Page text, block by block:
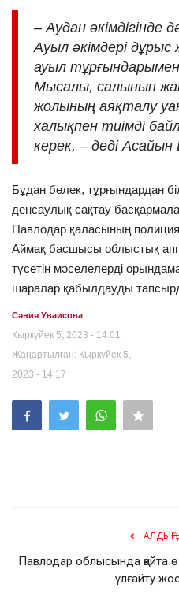
– Аудан әкімдігінде
Ауыл әкімдері дұрыс
ауыл
Мысалы, салынып
жолының аяқталу
халықпен тиімді
керек, – деді Асайын
Бұдан бөлек, тұрғындардан
денсаулық сақтау
Павлодар қаласының
Аймақ басшысы облыстық
түсетін мәселелерді
шаралар қабылдауды
Сәния Уваисова
Қыркүйек 5, 2023 - 14:01
Жаңартылған: Қыркүйек 5,
2023 - 14:17
Павлодар облысында қайта
ұлғайту